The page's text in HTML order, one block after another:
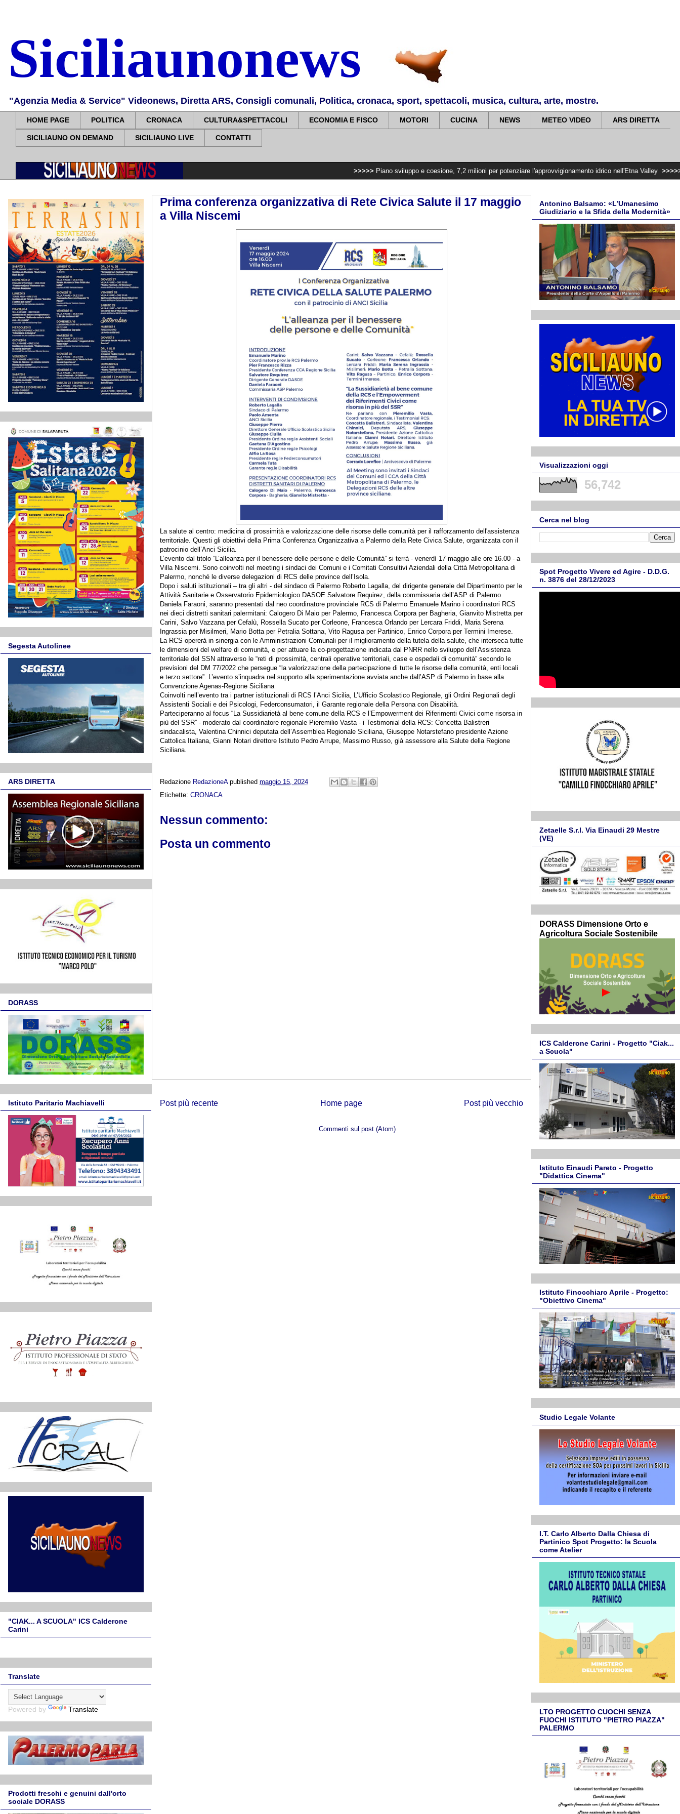
Siciliaunonews
"Agenzia Media & Service" Videonews, Diretta ARS, Consigli comunali, Politica, cronaca, sport, spettacoli, musica, cultura, arte, mostre.
HOME PAGE POLITICA CRONACA CULTURA&SPETTACOLI ECONOMIA E FISCO MOTORI CUCINA NEWS METEO VIDEO ARS DIRETTA
SICILIAUNO ON DEMAND SICILIAUNO LIVE CONTATTI
Piano sviluppo e coesione, 7,2 milioni per potenziare l'approvvigionamento idrico nell'Etna Valley >>>>> Violenza
Prima conferenza organizzativa di Rete Civica Salute il 17 maggio
a Villa Niscemi
La salute al centro: medicina di prossimità e valorizzazione delle risorse delle comunità per il rafforzamento dell'assistenza
territoriale. Questi gli obiettivi della Prima Conferenza Organizzativa a Palermo della Rete Civica Salute, organizzata con il
patrocinio dell’Anci Sicilia.
L’evento dal titolo “L’alleanza per il benessere delle persone e delle Comunità” si terrà - venerdì 17 maggio alle ore 16.00 - a
Villa Niscemi. Sono coinvolti nel meeting i sindaci dei Comuni e i Comitati Consultivi Aziendali della Città Metropolitana di
Palermo, nonché le diverse delegazioni di RCS delle province dell’Isola.
Dopo i saluti istituzionali – tra gli altri - del sindaco di Palermo Roberto Lagalla, del dirigente generale del Dipartimento per le
Attività Sanitarie e Osservatorio Epidemiologico DASOE Salvatore Requirez, della commissaria dell’ASP di Palermo
Daniela Faraoni, saranno presentati dal neo coordinatore provinciale RCS di Palermo Emanuele Marino i coordinatori RCS
nei dieci distretti sanitari palermitani: Calogero Di Maio per Palermo, Francesca Corpora per Bagheria, Gianvito Mistretta per
Carini, Salvo Vazzana per Cefalù, Rossella Sucato per Corleone, Francesca Orlando per Lercara Friddi, Maria Serena
Ingrassia per Misilmeri, Mario Botta per Petralia Sottana, Vito Ragusa per Partinico, Enrico Corpora per Termini Imerese.
La RCS opererà in sinergia con le Amministrazioni Comunali per il miglioramento della tutela della salute, che interseca tutte
le dimensioni del welfare di comunità, e per attuare la co-progettazione indicata dal PNRR nello sviluppo dell’Assistenza
territoriale del SSN attraverso le “reti di prossimità, centrali operative territoriali, case e ospedali di comunità” secondo le
previsioni del DM 77/2022 che persegue “la valorizzazione della partecipazione di tutte le risorse della comunità, enti locali
e terzo settore”. L’evento s’inquadra nel supporto alla sperimentazione avviata anche dall’ASP di Palermo in base alla
Convenzione Agenas-Regione Siciliana
Coinvolti nell’evento tra i partner istituzionali di RCS l’Anci Sicilia, L’Ufficio Scolastico Regionale, gli Ordini Regionali degli
Assistenti Sociali e dei Psicologi, Federconsumatori, il Garante regionale della Persona con Disabilità.
Parteciperanno al focus “La Sussidiarietà al bene comune della RCS e l’Empowerment dei Riferimenti Civici come risorsa in
più del SSR” - moderato dal coordinatore regionale Pieremilio Vasta - i Testimonial della RCS: Concetta Balistreri
sindacalista, Valentina Chinnici deputata dell’Assemblea Regionale Siciliana, Giuseppe Notarstefano presidente Azione
Cattolica Italiana, Gianni Notari direttore Istituto Pedro Arrupe, Massimo Russo, già assessore alla Salute della Regione
Siciliana.
Redazione RedazioneA published maggio 15, 2024
Etichette: CRONACA
Nessun commento:
Posta un commento
Post più recente Post più vecchio
Home page
Commenti sul post (Atom)
Segesta Autolinee
ARS DIRETTA
DORASS
Istituto Paritario Machiavelli
"CIAK... A SCUOLA" ICS Calderone
Carini
Translate
Powered by Translate
Prodotti freschi e genuini dall'orto
sociale DORASS
Antonino Balsamo: «L’Umanesimo
Giudiziario e la Sfida della Modernità»
Visualizzazioni oggi
56,742
Cerca nel blog
Spot Progetto Vivere ed Agire - D.D.G.
n. 3876 del 28/12/2023
Zetaelle S.r.l. Via Einaudi 29 Mestre
(VE)
DORASS Dimensione Orto e
Agricoltura Sociale Sostenibile
ICS Calderone Carini - Progetto "Ciak...
a Scuola"
Istituto Einaudi Pareto - Progetto
"Didattica Cinema"
Istituto Finocchiaro Aprile - Progetto:
"Obiettivo Cinema"
Studio Legale Volante
I.T. Carlo Alberto Dalla Chiesa di
Partinico Spot Progetto: la Scuola
come Atelier
LTO PROGETTO CUOCHI SENZA
FUOCHI ISTITUTO "PIETRO PIAZZA"
PALERMO